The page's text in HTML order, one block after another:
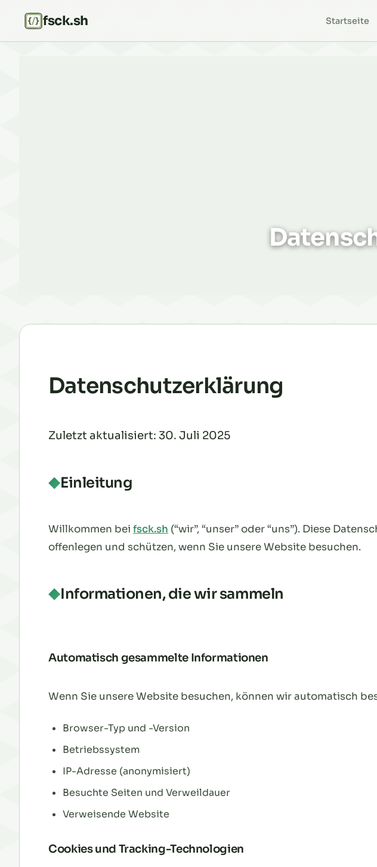
fsck.sh Startseite
Datenschutzerklärung
Zuletzt aktualisiert: 30. Juli 2025
Einleitung
Willkommen bei fsck.sh (“wir”, “unser” oder “uns”). Diese
offenlegen und schützen, wenn Sie unsere Website besuchen.
Informationen, die wir sammeln
Automatisch gesammelte Informationen
Wenn Sie unsere Website besuchen, können wir automatisch
Browser-Typ und -Version
Betriebssystem
IP-Adresse (anonymisiert)
Besuchte Seiten und Verweildauer
Verweisende Website
Cookies und Tracking-Technologien